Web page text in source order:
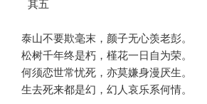
泰山不要欺毫末，颜子无心羡老彭。
松树千年终是朽，槿花一日自为荣。
何须恋世常忧死，亦莫嫌身漫厌生。
生去死来都是幻，幻人哀乐系何情。